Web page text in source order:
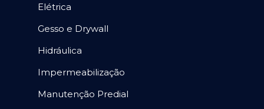
Elétrica
Gesso e Drywall
Hidráulica
Impermeabilização
Manutenção Predial